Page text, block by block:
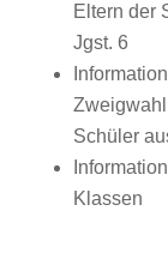
Eltern der
Jgst. 6
Schüler
Klassen